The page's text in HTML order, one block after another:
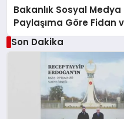
Bakanlık Sosyal
Paylaşıma Göre Fidan
Araya Geldi
Son Dakika